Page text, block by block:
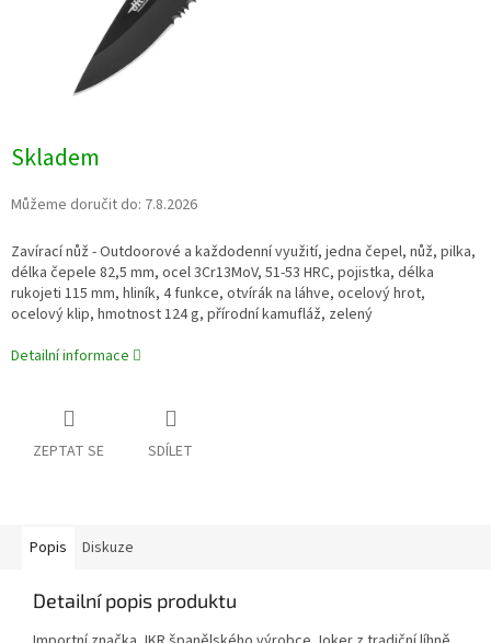
Skladem
Můžeme doručit do: 7.8.2026
Zavírací nůž - Outdoorové a každodenní využití, jedna čepel, nůž, pilka,
délka čepele 82,5 mm, ocel3Cr13MoV, 51-53 HRC, pojistka, délka
rukojeti 115 mm, hliník, 4 funkce, otvírák na láhve, ocelový hrot,
ocelový klip, hmotnost 124 g, přírodní kamufláž, zelený
Detailní informace
ZEPTAT SE SDÍLET
Popis Diskuze
Detailní popis produktu